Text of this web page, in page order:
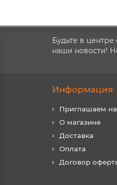
Будьте в
наши новости!
Информация
Приглашаем
О магазине
Доставка
Оплата
Договор